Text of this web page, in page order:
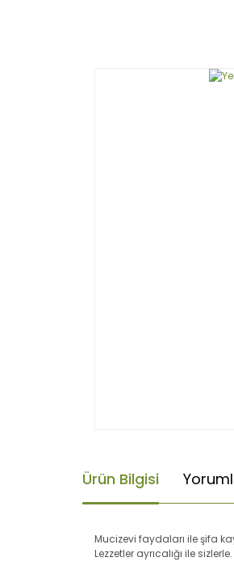
Ürün Bilgisi
Mucizevi faydaları ile şifa
Lezzetler ayrıcalığı ile